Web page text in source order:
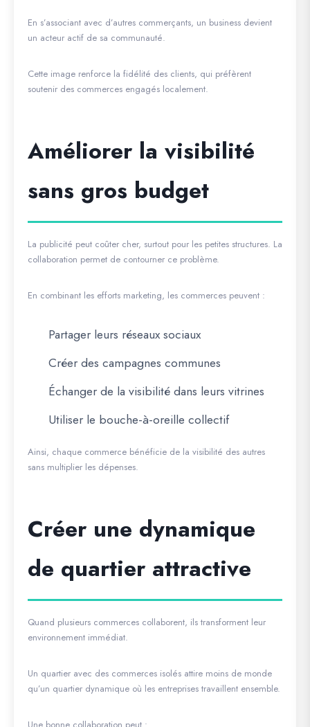
En s’associant avec d’autres commerçants, un business devient
un acteur actif de sa communauté.
Cette image renforce la fidélité des clients, qui préfèrent
soutenir des commerces engagés localement.
Améliorer la visibilité
sans gros budget
La publicité peut coûter cher, surtout pour les petites structures. La
collaboration permet de contourner ce problème.
En combinant les efforts marketing, les commerces peuvent :
Partager leurs réseaux sociaux
Créer des campagnes communes
Échanger de la visibilité dans leurs vitrines
Utiliser le bouche-à-oreille collectif
Ainsi, chaque commerce bénéficie de la visibilité des autres
sans multiplier les dépenses.
Créer une dynamique
de quartier attractive
Quand plusieurs commerces collaborent, ils transforment leur
environnement immédiat.
Un quartier avec des commerces isolés attire moins de monde
qu’un quartier dynamique où les entreprises travaillent ensemble.